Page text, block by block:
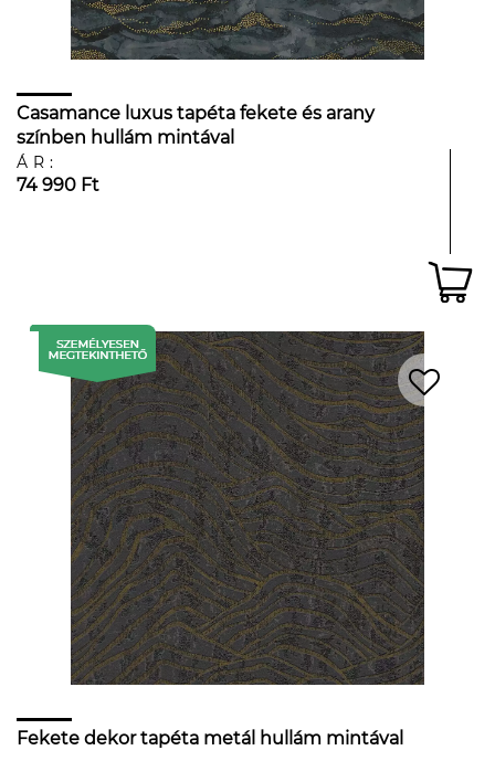
Casamance luxus tapéta fekete és arany
színben hullám mintával
ÁR:
74 990 Ft
Fekete dekor tapéta metál hullám mintával